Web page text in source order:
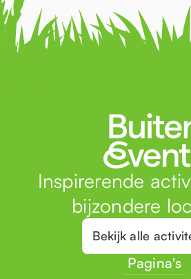
Inspirerende
bijzondere
Bekijk alle
Pagina's